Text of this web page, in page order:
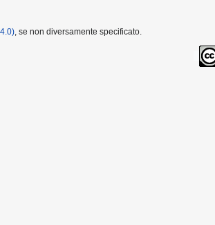
, se non diversamente specificato.